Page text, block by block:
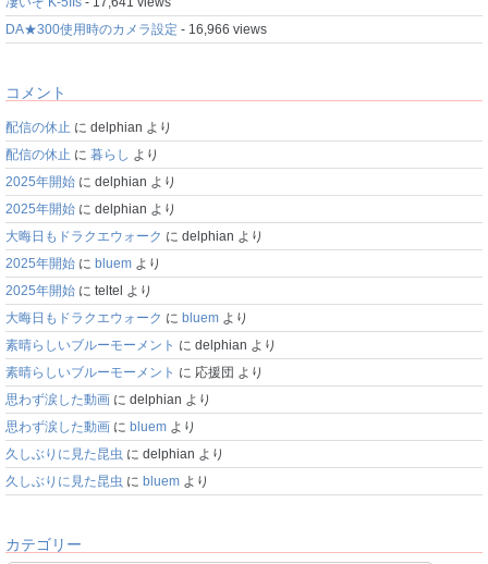
DA★300使用時のカメラ設定 - 16,966 views
コメント
配信の休止 に delphian より
配信の休止 に 暮らし より
2025年開始 に delphian より
2025年開始 に delphian より
大晦日もドラクエウォーク に delphian より
2025年開始 に bluem より
2025年開始 に teltel より
大晦日もドラクエウォーク に bluem より
素晴らしいブルーモーメント に delphian より
素晴らしいブルーモーメント に 応援団 より
思わず涙した動画 に delphian より
思わず涙した動画 に bluem より
久しぶりに見た昆虫 に delphian より
久しぶりに見た昆虫 に bluem より
カテゴリー